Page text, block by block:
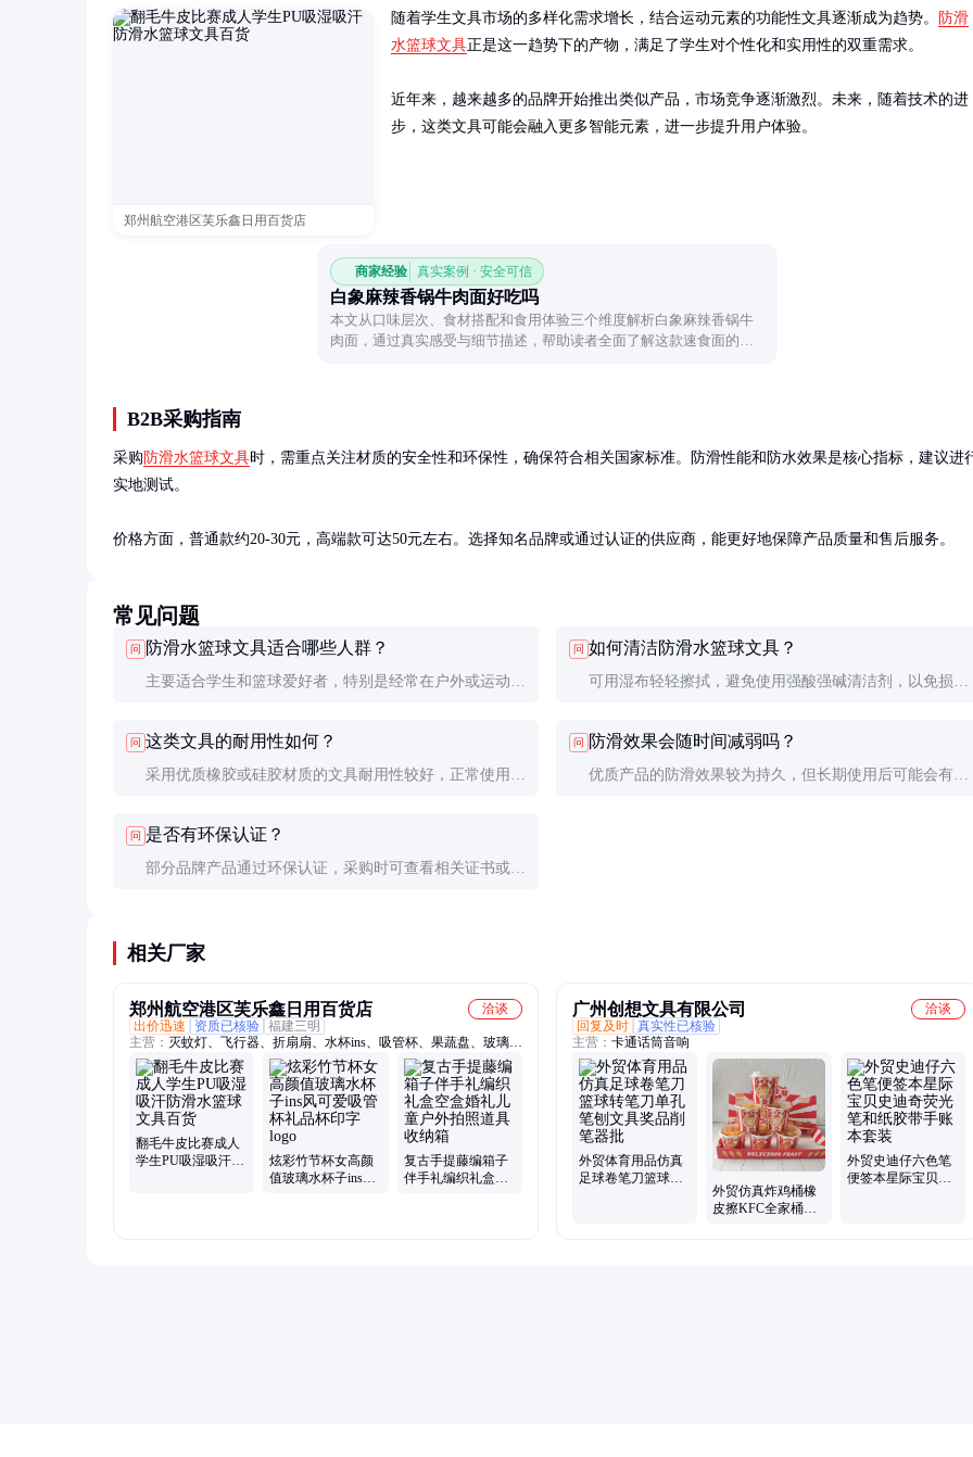
郑州航空港区芙乐鑫日用百货店
随着学生文具市场的多样化需求增长，结合运动元素的功能性文具逐渐成为趋势。
防滑
水篮球文具正是这一趋势下的产物，满足了学生对个性化和实用性的双重需求。
近年来，越来越多的品牌开始推出类似产品，市场竞争逐渐激烈。未来，随着技术的进
步，这类文具可能会融入更多智能元素，进一步提升用户体验。
商家经验 真实案例 · 安全可信
白象麻辣香锅牛肉面好吃吗
本文从口味层次、食材搭配和食用体验三个维度解析白象麻辣香锅牛
肉面，通过真实感受与细节描述，帮助读者全面了解这款速食面的特
B2B采购指南
采购 防滑水篮球文具时，需重点关注材质的安全性和环保性，确保符合相关国家标准。防滑性能和防水效果是核心指标，建议进
实地测试。
价格方面，普通款约20-30元，高端款可达50元左右。选择知名品牌或通过认证的供应商，能更好地保障产品质量和售后服务。
常见问题
问 防滑水篮球文具适合哪些人群？
主要适合学生和篮球爱好者，特别是经常在户外或运动场
问 如何清洁防滑水篮球文具？
可用湿布轻轻擦拭，避免使用强酸强碱清洁剂，以免损伤
问 这类文具的耐用性如何？
采用优质橡胶或硅胶材质的文具耐用性较好，正常使用下
问 防滑效果会随时间减弱吗？
优质产品的防滑效果较为持久，但长期使用后可能会有轻
问 是否有环保认证？
部分品牌产品通过环保认证，采购时可查看相关证书或检
相关厂家
郑州航空港区芙乐鑫日用百货店
洽谈
出价迅速
资质已核验 福建三明
主营： 灭蚊灯、飞行器、折扇扇、水杯ins、吸管杯、果蔬盘、玻璃
杯、玩具女、棒球帽、年袜子、led户外、钥匙扣、擦拭布、拉杆箱、
沙滩帽、泡脚桶、塑料凳、饺子盘、旅游帽、干果盘、燃气灶、带吸
管、靠背垫、玩具车、托玛琳
翻毛牛皮比赛成人
学生PU吸湿吸汗防
炫彩竹节杯女高颜
值玻璃水杯子ins风
复古手提藤编箱子
伴手礼编织礼盒空
广州创想文具有限公司
洽谈
回复及时 真实性已核验
主营： 卡通话筒音响
外贸体育用品仿真
足球卷笔刀篮球转
外贸仿真炸鸡桶橡
皮擦KFC全家桶炸
外贸史迪仔六色笔
便签本星际宝贝史